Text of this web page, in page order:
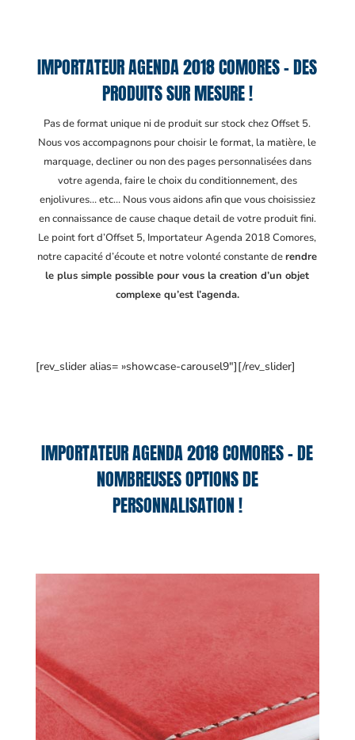
IMPORTATEUR AGENDA 2018 COMORES – DES
PRODUITS SUR MESURE !
Pas de format unique ni de produit sur stock chez Offset 5.
Nous vos accompagnons pour choisir le format, la matière, le
marquage, decliner ou non des pages personnalisées dans
votre agenda, faire le choix du conditionnement, des
enjolivures… etc… Nous vous aidons afin que vous choisissiez
en connaissance de cause chaque detail de votre produit fini.
Le point fort d’Offset 5, Importateur Agenda 2018 Comores,
notre capacité d’écoute et notre volonté constante derendre
le plus simple possible pour vous la creation d’un objet
complexe qu’est l’agenda.
[rev_slider alias= »showcase-carousel9″][/rev_slider]
IMPORTATEUR AGENDA 2018 COMORES – DE
NOMBREUSES OPTIONS DE
PERSONNALISATION !